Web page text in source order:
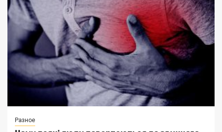
Разное